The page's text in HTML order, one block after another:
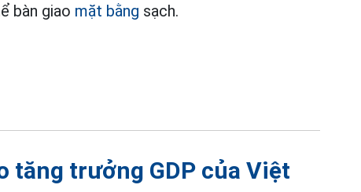
bàn giao mặt bằng sạch.
tăng trưởng GDP của Việt